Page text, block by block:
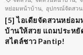
หย่อมหน้าบ้าน
อุปกรณ์จัดสวน
[5] ไอเดียจัดสวนหย่อม
บ้านให้สวย แถมประหยั
สไตล์ชาว Pantip!